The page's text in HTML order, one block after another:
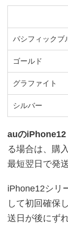
パシフィックブ
ゴールド
グラファイト
シルバー
auのiPhone12
る場合は、購
最短翌日で発
iPhone12シリ
して初回確保
送日が後にず